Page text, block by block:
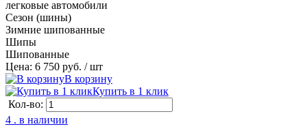
легковые автомобили
Сезон (шины)
Зимние шипованные
Шипы
Шипованные
Цена: 6 750 руб. / шт
В корзину
Купить в 1 клик
Кол-во:
4 . в наличии